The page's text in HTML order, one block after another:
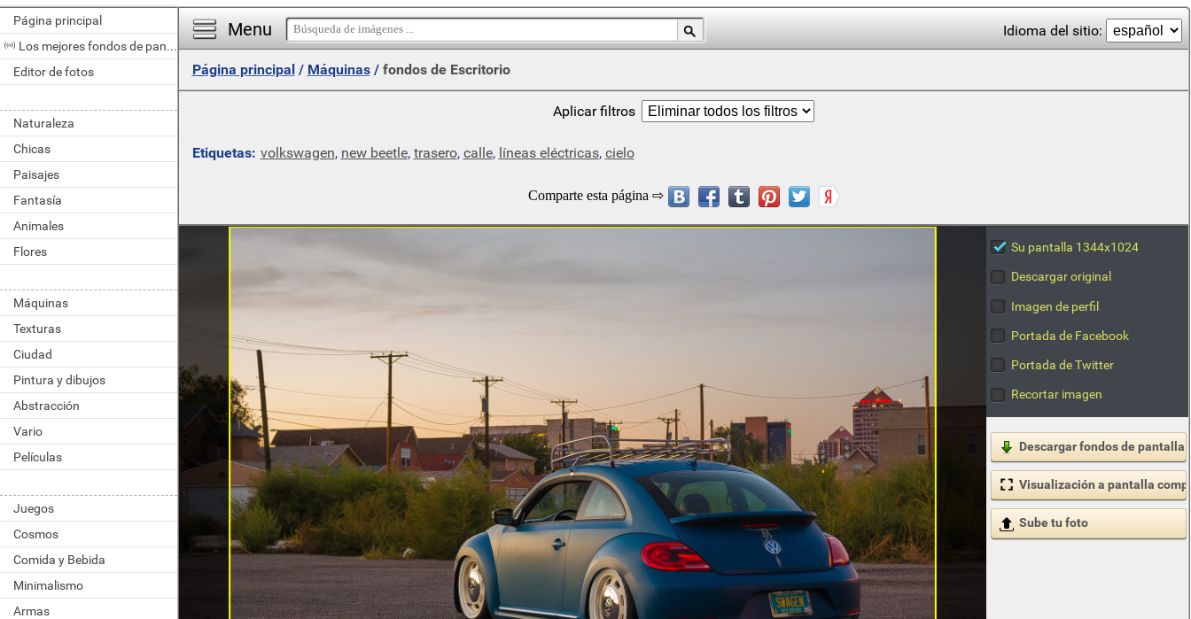
Página principal
Los mejores fondos de pantalla del día
Editor de fotos
Naturaleza
Chicas
Paisajes
Fantasía
Animales
Flores
Máquinas
Texturas
Ciudad
Pintura y dibujos
Abstracción
Vario
Películas
Juegos
Cosmos
Comida y Bebida
Minimalismo
Armas
Menu Idioma del sitio:
Página principal/ Máquinas/ fondos de Escritorio
Aplicar filtros
Etiquetas: volkswagen, new beetle, trasero, calle, líneas eléctricas, cielo
Su pantalla 1344x1024
Descargar original
Imagen de perfil
Portada de Facebook
Portada de Twitter
Recortar imagen
Descargar fondos de pantalla
Visualización a pantalla
Sube tu foto